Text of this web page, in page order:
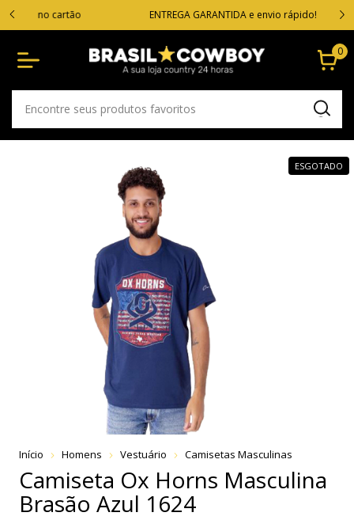
ENTREGA GARANTIDA e envio rápido!
0
ESGOTADO
Início Homens Vestuário Camisetas Masculinas
Camiseta Ox Horns Masculina
Brasão Azul 1624